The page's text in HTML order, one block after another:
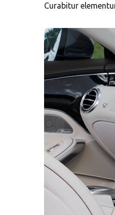
Curabitur